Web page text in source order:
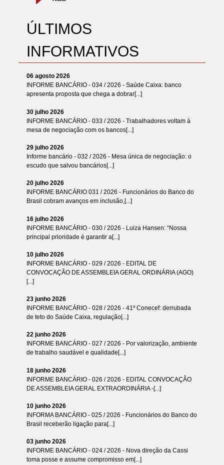
ÚLTIMOS
INFORMATIVOS
06 agosto 2026
INFORME BANCÁRIO - 034 / 2026 - Saúde Caixa: banco
apresenta proposta que chega a dobrar[...]
30 julho 2026
INFORME BANCÁRIO - 033 / 2026 - Trabalhadores voltam à
mesa de negociação com os bancos[...]
29 julho 2026
Informe bancário - 032 / 2026 - Mesa única de negociação: o
escudo que salvou bancários[...]
20 julho 2026
INFORME BANCÁRIO 031 / 2026 - Funcionários do Banco do
Brasil cobram avanços em inclusão,[...]
16 julho 2026
INFORME BANCÁRIO - 030 / 2026 - Luiza Hansen: “Nossa
principal prioridade é garantir a[...]
10 julho 2026
INFORME BANCÁRIO - 029 / 2026 - EDITAL DE
CONVOCAÇÃO DE ASSEMBLEIA GERAL ORDINÁRIA (AGO)
[...]
23 junho 2026
INFORME BANCÁRIO - 028 / 2026 - 41º Conecef: derrubada
de teto do Saúde Caixa, regulação[...]
22 junho 2026
INFORME BANCÁRIO - 027 / 2026 - Por valorização, ambiente
de trabalho saudável e qualidade[...]
18 junho 2026
INFORME BANCÁRIO - 026 / 2026 - EDITAL CONVOCAÇÃO
DE ASSEMBLEIA GERAL EXTRAORDINÁRIA -[...]
10 junho 2026
INFORMA BANCÁRIO - 025 / 2026 - Funcionários do Banco do
Brasil receberão ligação para[...]
03 junho 2026
INFORME BANCÁRIO - 024 / 2026 - Nova direção da Cassi
toma posse e assume compromisso em[...]